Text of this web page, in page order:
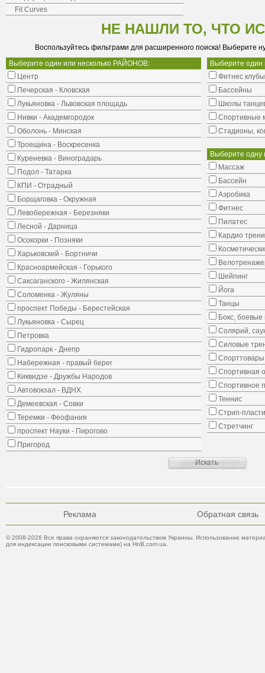
Fit Curves
НЕ НАШЛИ ТО, ЧТО
Воспользуйтесь фильтрами для расширенного поиска! Выберите
Выберите один или несколько РАЙОНОВ:
Центр
Печерская - Кловская
Лукьяновка - Львовская площадь
Нивки - Академгородок
Оболонь - Минская
Троещина - Воскресенка
Куреневка - Виноградарь
Подол - Татарка
КПИ - Отрадный
Борщаговка - Окружная
Левобережная - Березняки
Лесной - Дарница
Осокорки - Позняки
Харьковский - Бортничи
Красноармейская - Горького
Саксаганского - Жилянская
Соломенка - Жуляны
проспект Победы - Берестейская
Лукьяновка - Сырец
Петровка
Гидропарк - Днепр
Набережная - правый берег
Киквидзе - Дружбы Народов
Автовокзал - ВДНХ
Демеевская - Совки
Теремки - Феофания
проспект Науки - Пирогово
Пригород
Выберите
Фитнес клубы
Бассейны
Школы
Cпортивные
Стадионы,
Выберите одну
Массаж
Бассейн
Аэробика
Фитнес
Пилатес
Кардио
Шейпинг
Йога
Танцы
Бокс, боевые
Солярий,
Силовые
Спортивная
Спортивное
Теннис
Стрип-
Стретчинг
Реклама Обратная связь
© 2008-2026 Все права охраняются законодательством Украины. Использование
для индексации поисковыми системами) на HnB.com.ua.